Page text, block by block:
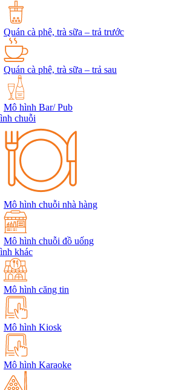
Quán cà phê, trà sữa – trả trước
Quán cà phê, trà sữa – trả sau
Mô hình Bar/ Pub
chuỗi
Mô hình chuỗi nhà hàng
Mô hình chuỗi đồ uống
khác
Mô hình căng tin
Mô hình Kiosk
Mô hình Karaoke